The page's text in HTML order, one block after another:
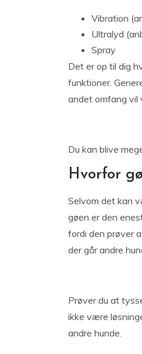
Vibration
Ultralyd
Spray
Det er op til dig
funktioner.
andet omfang vil
Du kan blive
Hvorfor
Selvom det kan
gøen er den
fordi den prøver
der går andre
Prøver du at
ikke være
andre hunde.